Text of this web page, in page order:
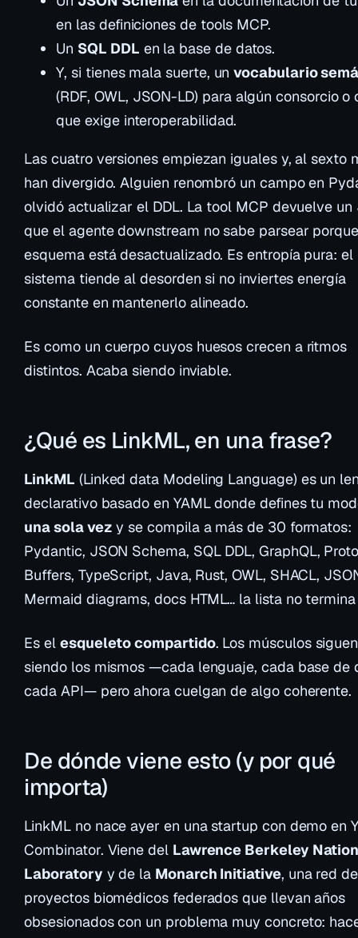
en las definiciones de tools MCP.
Un SQL DDL en la base de datos.
Y, si tienes mala suerte, unvocabulario
(RDF, OWL, JSON-LD) para algún consorcio o
que exige interoperabilidad.
Las cuatro versiones empiezan iguales y, al sexto
han divergido. Alguien renombró un campo en
olvidó actualizar el DDL. La tool MCP devuelve un
que el agente downstream no sabe parsear
esquema está desactualizado. Es entropía pura: el
sistema tiende al desorden si no inviertes energía
constante en mantenerlo alineado.
Es como un cuerpo cuyos huesos crecen a ritmos
distintos. Acaba siendo inviable.
¿Qué es LinkML, en una frase?
LinkML (Linked data Modeling Language) es un
declarativo basado en YAML donde defines tu
una sola vez y se compila a más de 30 formatos:
Pydantic, JSON Schema, SQL DDL, GraphQL,
Buffers, TypeScript, Java, Rust, OWL, SHACL,
Mermaid diagrams, docs HTML… la lista no termina
Es el esqueleto compartido. Los músculos siguen
siendo los mismos —cada lenguaje, cada base de
cada API— pero ahora cuelgan de algo coherente.
De dónde viene esto (y por qué
importa)
LinkML no nace ayer en una startup con demo en Y
Combinator. Viene del Lawrence Berkeley
Laboratory y de la Monarch Initiative, una red de
proyectos biomédicos federados que llevan años
obsesionados con un problema muy concreto: